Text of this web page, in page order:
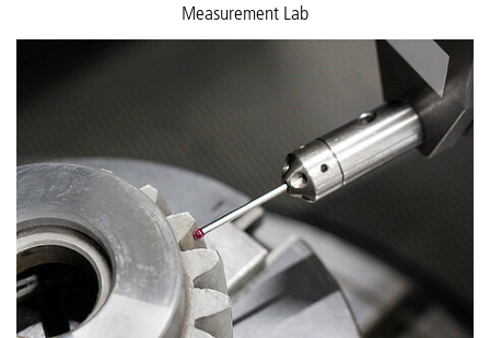
Measurement Lab